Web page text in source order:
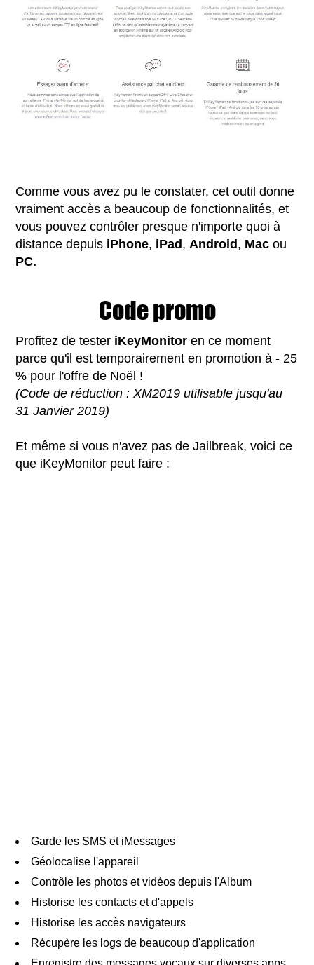
Comme vous avez pu le constater, cet outil donne
vraiment accès a beaucoup de fonctionnalités, et
vous pouvez contrôler presque n'importe quoi à
distance depuis iPhone, iPad, Android, Mac ou
PC.
Code promo
Profitez de tester iKeyMonitoren ce moment
parce qu'il est temporairement en promotion à - 25
% pour l'offre de Noël !
(Code de réduction : XM2019 utilisable jusqu'au
31 Janvier 2019)
Et même si vous n'avez pas de Jailbreak, voici ce
que iKeyMonitor peut faire :
Garde les SMS et iMessages
Géolocalise l'appareil
Contrôle les photos et vidéos depuis l'Album
Historise les contacts et d'appels
Historise les accès navigateurs
Récupère les logs de beaucoup d'application